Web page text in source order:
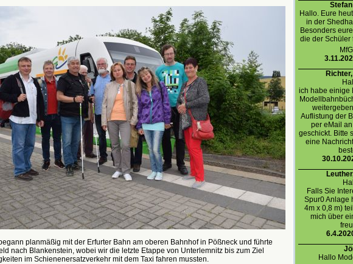
planmäßig mit der Erfurter Bahn am oberen Bahnhof in Pößneck und führte
nach Blankenstein, wobei wir die letzte Etappe von Unterlemnitz bis zum Ziel
im Schienenersatzverkehr mit dem Taxi fahren mussten.
Hallo. Eure
in der
Besonders
die der Schüler
MfG
ich habe einige
Auflistung der
per eMail
geschickt. Bitte
eine
Falls Sie
Spur0 Anlage
4m x 0,8 m)
mich über
Hallo